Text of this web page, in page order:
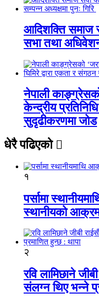
आदिशक्ति समाज
सभा तथा
नेपाली काङ्ग्रेसको
केन्द्रीय
सुदृढीकरणमा जोड
धेरै पढिएको
१
पर्सामा
स्थानीयको
२
रवि लामिछाने
संलग्न थिए भन्ने